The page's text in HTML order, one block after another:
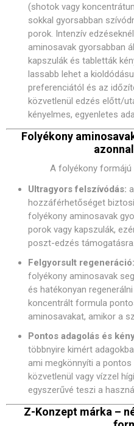
(shotok vagy
sokkal gyorsabban
porok. Intenzív
aminosavak gyorsabban
kapszulák és tabletták
lassabb lehet a
preferenciától és az
közvetlenül edzés előtt/
kényelmes, egyenletes
Folyékony
A folyékony
Ultragyors felszívódás:
hozzáférhetőséget
folyékony aminosavak
porok vagy kapszulák,
poszt-edzés támogatásra.
Felgyorsult regeneráció:
folyékony aminosavak
és hatékonyan
koncentrált formula
aminosavakat, amikor a
Pontos adagolás és
többnyire kimért
ami megkönnyíti a
közvetlenül vagy vízzel
egyszerűvé teszi a
Z-Konzept márka –